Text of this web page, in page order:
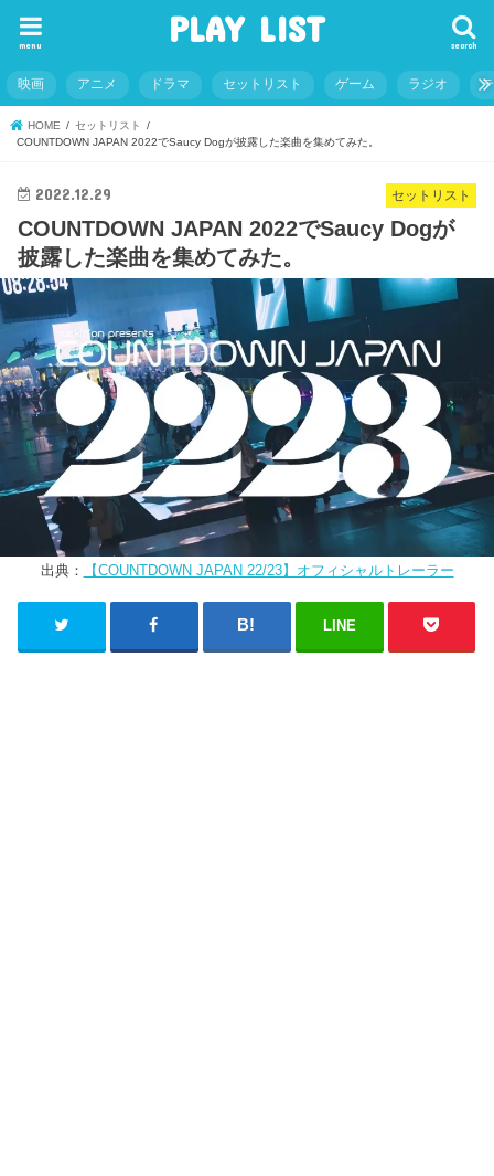
PLAY LIST search
menu
映画 アニメ ドラマ セットリスト ゲーム ラジオ
HOME
セットリスト
COUNTDOWN JAPAN 2022でSaucy Dogが披露した楽曲を集めてみた。
セットリスト
2022.12.29
COUNTDOWN JAPAN 2022でSaucy Dogが
披露した楽曲を集めてみた。
出典： 【COUNTDOWN JAPAN 22/23】オフィシャルトレーラー
LINE